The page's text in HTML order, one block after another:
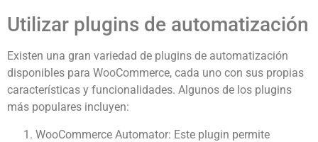
Utilizar plugins de automatización
Existen una gran variedad de plugins de automatización
disponibles para WooCommerce, cada uno con sus propias
características y funcionalidades. Algunos de los plugins
más populares incluyen:
WooCommerce Automator: Este plugin permite